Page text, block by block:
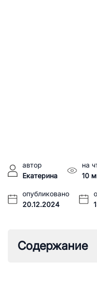
автор
Екатерина
на
10
опубликовано
20.12.2024
Содержание